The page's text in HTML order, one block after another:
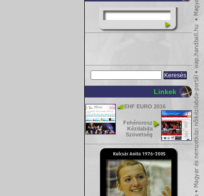
Linkek
EHF EURO 2016
Fehérorosz
Kézilabda
Szövetség